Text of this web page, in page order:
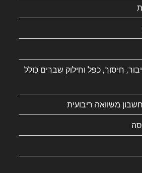
חיסור, כפל וחילוק שברים כולל
משוואה ריבועית